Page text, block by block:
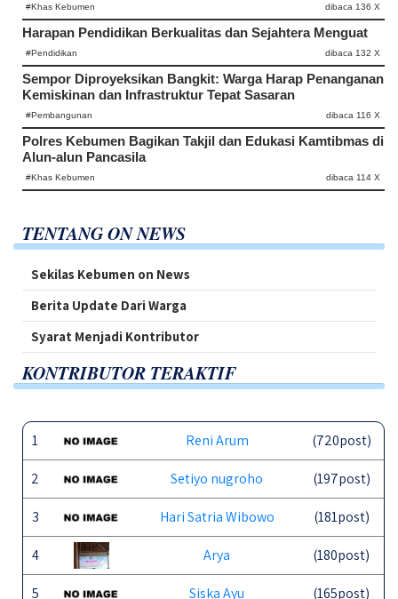
#Khas Kebumen dibaca 136 X
Harapan Pendidikan Berkualitas dan Sejahtera Menguat
#Pendidikan dibaca 132 X
Sempor Diproyeksikan Bangkit: Warga Harap Penanganan
Kemiskinan dan Infrastruktur Tepat Sasaran
#Pembangunan dibaca 116 X
Polres Kebumen Bagikan Takjil dan Edukasi Kamtibmas di
Alun-alun Pancasila
#Khas Kebumen dibaca 114 X
TENTANG ON NEWS
Sekilas Kebumen on News
Berita Update Dari Warga
Syarat Menjadi Kontributor
KONTRIBUTOR TERAKTIF
1 Reni Arum (720post)
2 Setiyo nugroho (197post)
3 Hari Satria Wibowo (181post)
4 Arya (180post)
5 Siska Ayu (165post)